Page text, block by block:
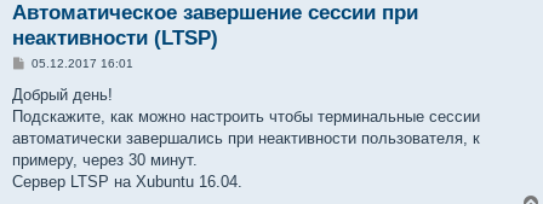
Автоматическое завершение сессии при
неактивности (LTSP)
С
о
щ
е
и
е
05.12.2017 16:01
Добрый день!
Подскажите, как можно настроить чтобы терминальные сессии
автоматически завершались при неактивности пользователя, к
примеру, через 30 минут.
Сервер LTSP на Xubuntu 16.04.